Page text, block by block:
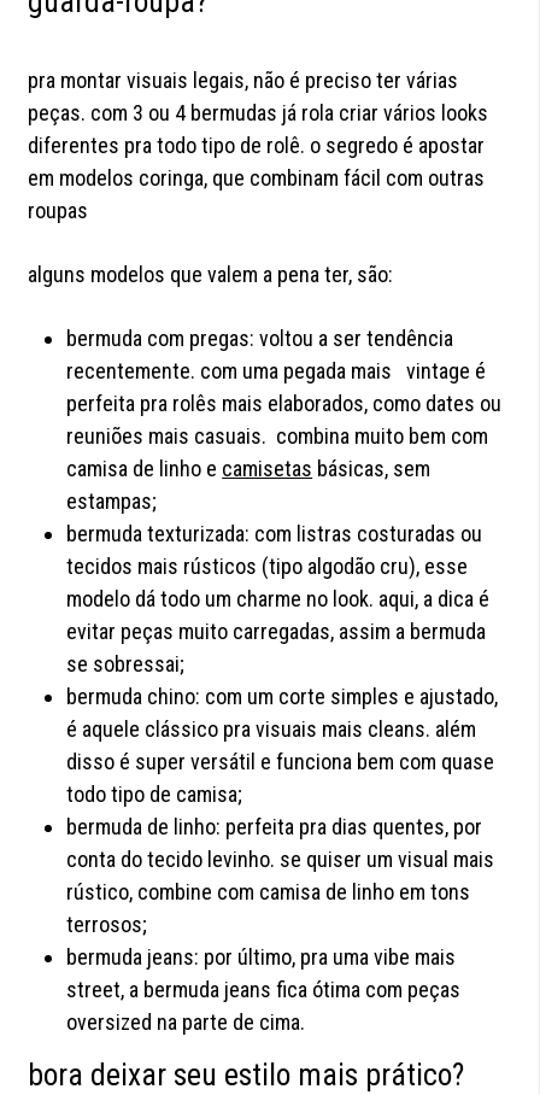
pra montar visuais legais, não é preciso ter várias
peças. com 3 ou 4 bermudas já rola criar vários looks
diferentes pra todo tipo de rolê. o segredo é apostar
em modelos coringa, que combinam fácil com outras
roupas
alguns modelos que valem a pena ter, são:
bermuda com pregas: voltou a ser tendência
recentemente. com uma pegada mais vintage é
perfeita pra rolês mais elaborados, como dates ou
reuniões mais casuais. combina muito bem com
camisa de linho e camisetas básicas, sem
estampas;
bermuda texturizada: com listras costuradas ou
tecidos mais rústicos (tipo algodão cru), esse
modelo dá todo um charme no look. aqui, a dica é
evitar peças muito carregadas, assim a bermuda
se sobressai;
bermuda chino: com um corte simples e ajustado,
é aquele clássico pra visuais mais cleans. além
disso é super versátil e funciona bem com quase
todo tipo de camisa;
bermuda de linho: perfeita pra dias quentes, por
conta do tecido levinho. se quiser um visual mais
rústico, combine com camisa de linho em tons
terrosos;
bermuda jeans: por último, pra uma vibe mais
street, a bermuda jeans fica ótima com peças
oversized na parte de cima.
bora deixar seu estilo mais prático?